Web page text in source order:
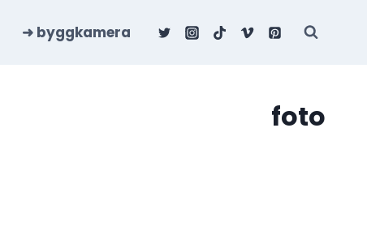
➜ byggkamera
foto